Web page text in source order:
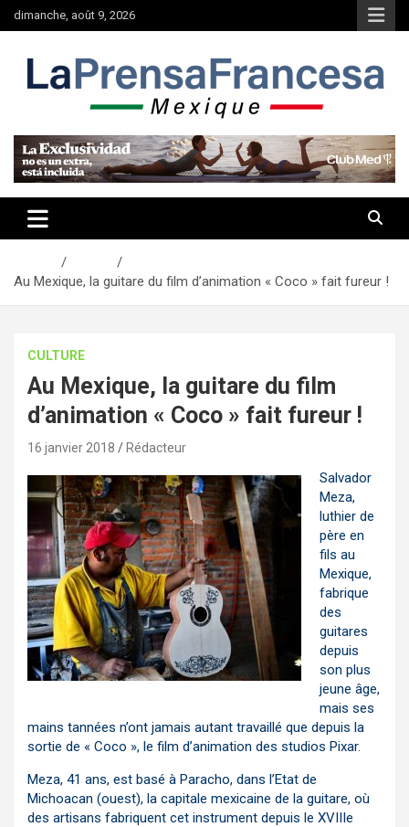
Aller
au
dimanche, août 9, 2026
Au Mexique, la guitare du film d’animation « Coco » fait fureur !
CULTURE
Au Mexique, la guitare du film
d’animation « Coco » fait fureur !
16 janvier 2018 Rédacteur
Salvador
Meza,
luthier de
père en
fils au
Mexique,
fabrique
des
guitares
depuis
son plus
jeune âge,
mais ses
mains tannées n’ont jamais autant travaillé que depuis la
sortie de « Coco », le film d’animation des studios Pixar.
Meza, 41 ans, est basé à Paracho, dans l’Etat de
Michoacan (ouest), la capitale mexicaine de la guitare, où
des artisans fabriquent cet instrument depuis le XVIIIe